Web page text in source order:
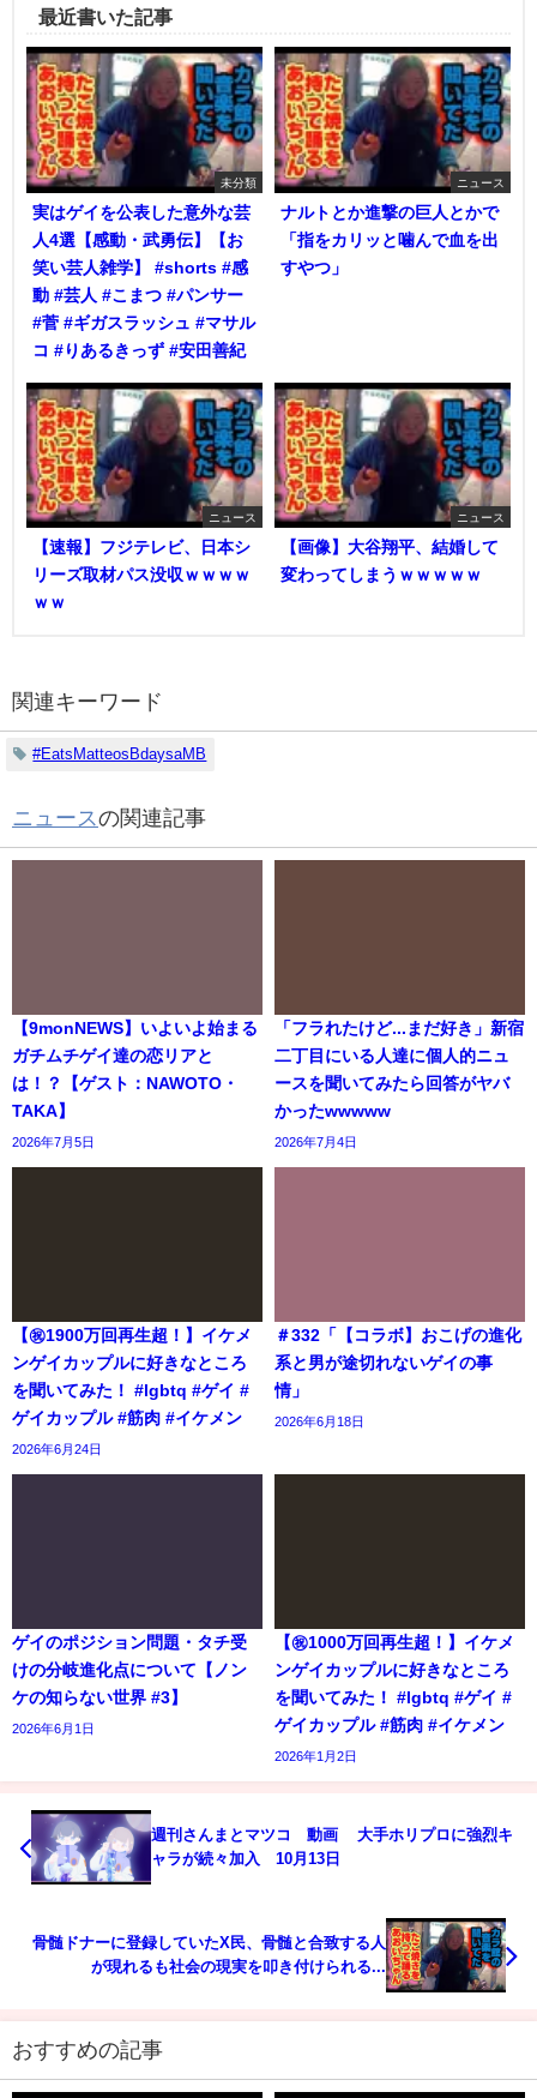
最近書いた記事
未分類
実はゲイを公表した意外な芸
人4選【感動・武勇伝】【お
笑い芸人雑学】 #shorts #感
動 #芸人 #こまつ #パンサー
#菅 #ギガスラッシュ #マサル
コ #りあるきっず #安田善紀
ニュース
ナルトとか進撃の巨人とかで
「指をカリッと噛んで血を出
すやつ」
ニュース
【速報】フジテレビ、日本シ
リーズ取材パス没収ｗｗｗｗ
ｗｗ
ニュース
【画像】大谷翔平、結婚して
変わってしまうｗｗｗｗｗ
関連キーワード
#EatsMatteosBdaysaMB
ニュースの関連記事
【9monNEWS】いよいよ始まる
ガチムチゲイ達の恋リアと
は！？【ゲスト：NAWOTO・
TAKA】
2026年7月5日
「フラれたけど...まだ好き」新宿
二丁目にいる人達に個人的ニュ
ースを聞いてみたら回答がヤバ
かったwwwww
2026年7月4日
【㊗️1900万回再生超！】イケメ
ンゲイカップルに好きなところ
を聞いてみた！ #lgbtq #ゲイ #
ゲイカップル #筋肉 #イケメン
2026年6月24日
＃332「【コラボ】おこげの進化
系と男が途切れないゲイの事
情」
2026年6月18日
ゲイのポジション問題・タチ受
けの分岐進化点について【ノン
ケの知らない世界 #3】
2026年6月1日
【㊗️1000万回再生超！】イケメ
ンゲイカップルに好きなところ
を聞いてみた！ #lgbtq #ゲイ #
ゲイカップル #筋肉 #イケメン
2026年1月2日
週刊さんまとマツコ 動画 大手ホリプロに強烈キ
ャラが続々加入 10月13日
骨髄ドナーに登録していたX民、骨髄と合致する人
が現れるも社会の現実を叩き付けられる...
おすすめの記事